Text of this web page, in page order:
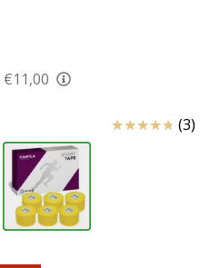
€11,00
Ocjena (3)